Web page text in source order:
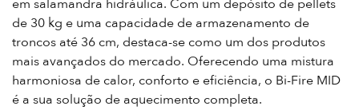
em salamandra hidráulica. Com um depósito de pellets
de 30 kg e uma capacidade de armazenamento de
troncos até 36 cm, destaca-se como um dos produtos
mais avançados do mercado. Oferecendo uma mistura
harmoniosa de calor, conforto e eficiência, o Bi-Fire MID
é a sua solução de aquecimento completa.